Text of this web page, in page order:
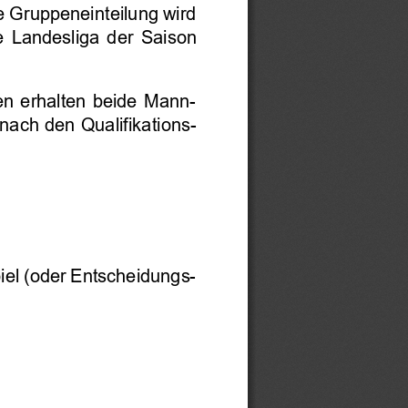
Gruppeneinteilung wird
Landesliga  der Saison
erhalten  beide  Mann-
den Qualifikations-
(oder Entscheidungs-